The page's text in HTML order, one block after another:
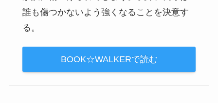
誰も傷つかないよう強くなることを決意す
る。
BOOK☆WALKERで読む